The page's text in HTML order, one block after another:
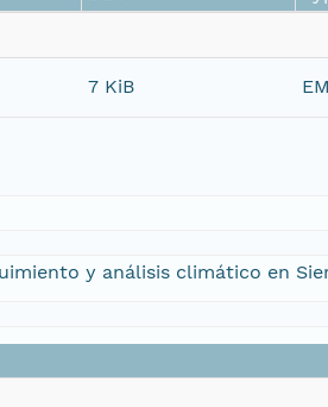
7 KiB
y análisis climático en